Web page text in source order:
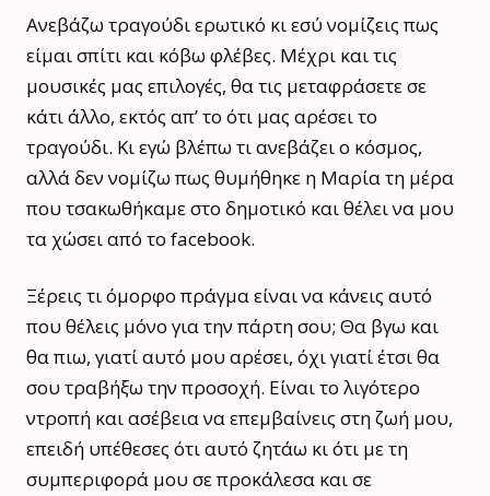
Ανεβάζω τραγούδι ερωτικό κι εσύ νομίζεις πως
είμαι σπίτι και κόβω φλέβες. Μέχρι και τις
μουσικές μας επιλογές, θα τις μεταφράσετε σε
κάτι άλλο, εκτός απ’ το ότι μας αρέσει το
τραγούδι. Κι εγώ βλέπω τι ανεβάζει ο κόσμος,
αλλά δεν νομίζω πως θυμήθηκε η Μαρία τη μέρα
που τσακωθήκαμε στο δημοτικό και θέλει να μου
τα χώσει από το facebook.
Ξέρεις τι όμορφο πράγμα είναι να κάνεις αυτό
που θέλεις μόνο για την πάρτη σου; Θα βγω και
θα πιω, γιατί αυτό μου αρέσει, όχι γιατί έτσι θα
σου τραβήξω την προσοχή. Είναι το λιγότερο
ντροπή και ασέβεια να επεμβαίνεις στη ζωή μου,
επειδή υπέθεσες ότι αυτό ζητάω κι ότι με τη
συμπεριφορά μου σε προκάλεσα και σε